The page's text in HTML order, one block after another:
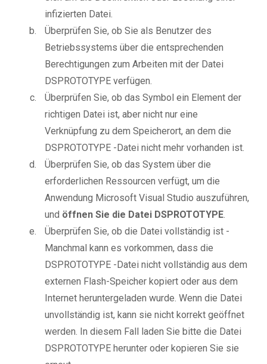
infizierten Datei.
Überprüfen Sie, ob Sie als Benutzer des
Betriebssystems über die entsprechenden
Berechtigungen zum Arbeiten mit der Datei
DSPROTOTYPE verfügen.
Überprüfen Sie, ob das Symbol ein Element der
richtigen Datei ist, aber nicht nur eine
Verknüpfung zu dem Speicherort, an dem die
DSPROTOTYPE -Datei nicht mehr vorhanden ist.
Überprüfen Sie, ob das System über die
erforderlichen Ressourcen verfügt, um die
Anwendung Microsoft Visual Studio auszuführen,
und öffnen Sie die Datei DSPROTOTYPE.
Überprüfen Sie, ob die Datei vollständig ist -
Manchmal kann es vorkommen, dass die
DSPROTOTYPE -Datei nicht vollständig aus dem
externen Flash-Speicher kopiert oder aus dem
Internet heruntergeladen wurde. Wenn die Datei
unvollständig ist, kann sie nicht korrekt geöffnet
werden. In diesem Fall laden Sie bitte die Datei
DSPROTOTYPE herunter oder kopieren Sie sie